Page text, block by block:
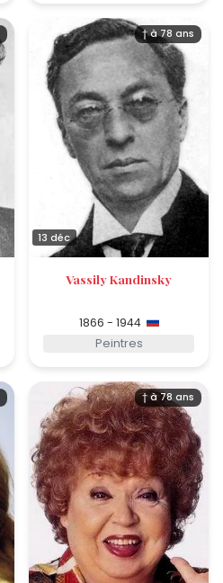
† à 78 ans
13 déc
Vassily Kandinsky
1866 - 1944
Peintres
† à 78 ans